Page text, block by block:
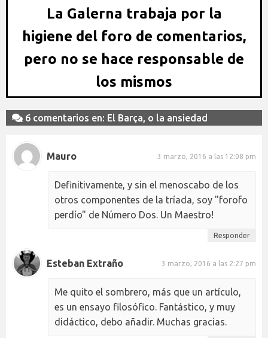
La Galerna trabaja por la
higiene del foro de comentarios,
pero no se hace responsable de
los mismos
6 comentarios en: El Barça, o la ansiedad
Mauro 3 marzo, 2016 a las 12:08 pm
Definitivamente, y sin el menoscabo de los
otros componentes de la tríada, soy "forofo
perdío" de Número Dos. Un Maestro!
Responder
Esteban Extraño 3 marzo, 2016 a las 2:27 pm
Me quito el sombrero, más que un artículo,
es un ensayo filosófico. Fantástico, y muy
didáctico, debo añadir. Muchas gracias.